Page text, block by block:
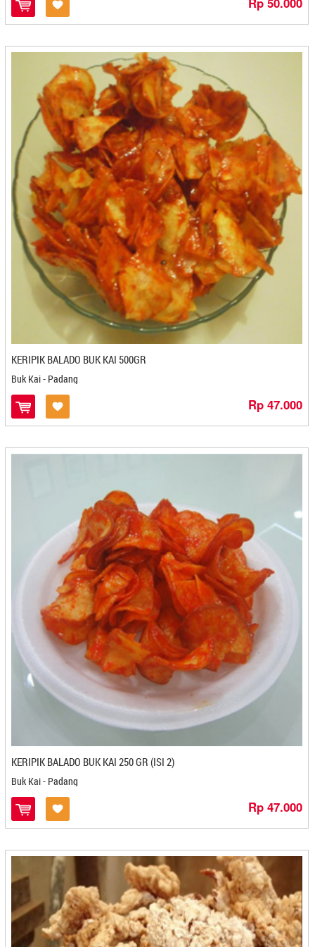
Kingkres - Kediri
Kitihan - Banjarmasin
Knong - Aceh
Kopasba - Cilegon
Kopi AAA - Jambi
Kopi Bubuk Bali Banyuatis - Denpasar
Kopi Dokar (Pesona Pasar Tulungagung) - Tulungagung
Kopi Hirang Efgeen - Banjarbaru
Kopi Jawara - Cilegon
Kopi Kupu - Kupu Bola Dunia - Denpasar
Kopi Pa'Dab - Padang
Kopi Setia Bali - Denpasar
Kopi Sidikalang - Medan
Kopi Tangsi Wangi - Bandung
Kopi-Aroma - Bandung
Kremes Ayam Malioboro - Solo
Kripik Singkong Riski - Pangkal Pinang
Kripik Sri - Madiun
Kripik Tempe Berlian - Kediri
Kritapong - Mojokerto
KT Brawijaya - Mojokerto
KUDEKA - Bandung
Kue Keranjang - Jakarta
Kuliner Minangkabau - Bekasi
Kultiva Co - Jakarta
KumiKumi - Cilegon
Lampion - Sukabumi
Lapis Susu Zulaikha - Pangkal Pinang
Laris Rasa - Bandung
Lauking Indonesia - Padang
Le Gita Cakes - Pontianak
Legita-Cakes - Pontianak
Lekeix - Pekanbaru
Lemper Sepinggan - Balikpapan
Leni Snack - Pekanbaru
Lestari - Magelang
Leya Oleh Oleh - Bontang
Lima Rempah - Magelang
Limonan - Medan
Livana Spikoe - Jakarta
Lizmon - Bogor
Loenpia Mbak Lien - Semarang
Lunak - Semarang
Luti Gendang - Tanjung Pinang
Ma'nyus - Kediri
Madame Azalia - Cilegon
Madu Habang - Pangkal Pinang
Mae She Tie - Cilegon
Magelangan Bandeng Presto - Magelang
Magilang - Banjarbaru
KERIPIK BALADO BUK KAI 500GR
Buk Kai - Padang
Rp 47.000
KERIPIK BALADO BUK KAI 250 GR (ISI 2)
Buk Kai - Padang
Rp 47.000